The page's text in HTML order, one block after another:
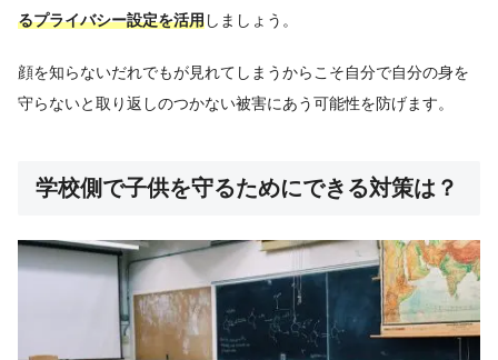
るプライバシー設定を活用しましょう。
顔を知らないだれでもが見れてしまうからこそ自分で自分の身を
守らないと取り返しのつかない被害にあう可能性を防げます。
学校側で子供を守るためにできる対策は？